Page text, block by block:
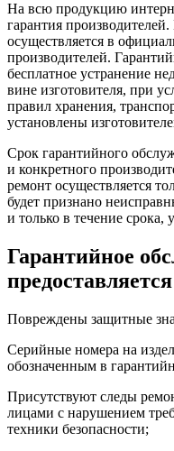
На всю продукцию
гарантия
осуществляется в
производителей.
бесплатное устранение
вине изготовителя, при
правил хранения,
установлены
Срок гарантийного
и конкретного
ремонт осуществляется
будет признано
и только в течение срока,
Гарантийное
Повреждены защитные
Серийные номера на
обозначенным в
Присутствуют следы
лицами с нарушением
техники безопасности;